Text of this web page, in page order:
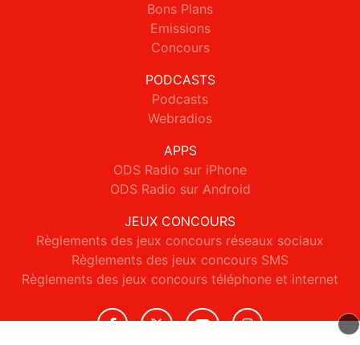
Bons Plans
Emissions
Concours
PODCASTS
Podcasts
Webradios
APPS
ODS Radio sur iPhone
ODS Radio sur Android
JEUX CONCOURS
Règlements des jeux concours réseaux sociaux
Règlements des jeux concours SMS
Règlements des jeux concours téléphone et internet